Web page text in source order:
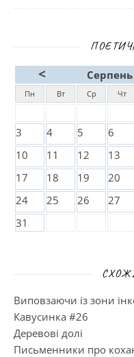
< Серпень
Пн Вт Ср Чт
3
4 5 6
10
11 12 13
17
18 19 20
24
25 26 27
31
Виповзаючи із зони
Кавусинка #26
Деревові долі
Письменники про